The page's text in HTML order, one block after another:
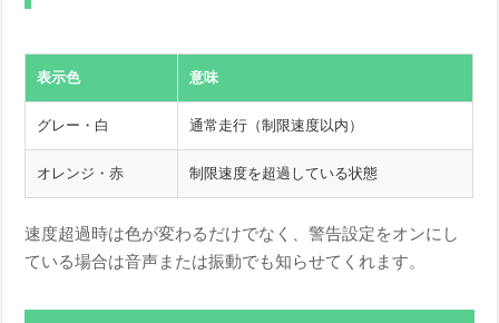
表示色 意味
グレー・白 通常走行（制限速度以内）
オレンジ・赤 制限速度を超過している状態
速度超過時は色が変わるだけでなく、警告設定をオンにし
ている場合は音声または振動でも知らせてくれます。